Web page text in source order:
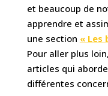
et beaucoup de
apprendre et
une section « Les
Pour aller plus
articles qui
différentes